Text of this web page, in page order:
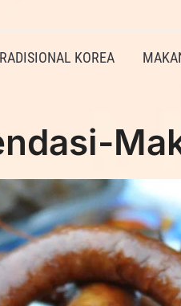
KOREA